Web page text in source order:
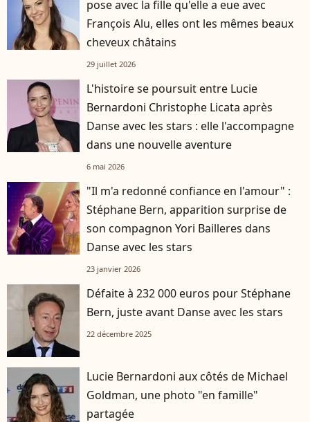
pose avec la fille qu'elle a eue avec
François Alu, elles ont les mêmes beaux
cheveux châtains
29 juillet 2026
L'histoire se poursuit entre Lucie
Bernardoni Christophe Licata après
Danse avec les stars : elle l'accompagne
dans une nouvelle aventure
6 mai 2026
"Il m'a redonné confiance en l'amour" :
Stéphane Bern, apparition surprise de
son compagnon Yori Bailleres dans
Danse avec les stars
23 janvier 2026
Défaite à 232 000 euros pour Stéphane
Bern, juste avant Danse avec les stars
22 décembre 2025
Lucie Bernardoni aux côtés de Michael
Goldman, une photo "en famille"
partagée